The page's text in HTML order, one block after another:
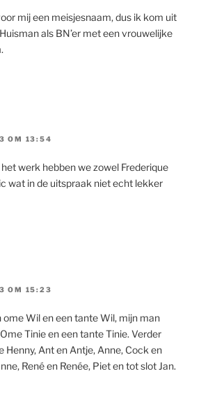
mij een meisjesnaam, dus ik kom uit
als BN’er met een vrouwelijke
OM 13:54
het werk hebben we zowel Frederique
wat in de uitspraak niet echt lekker
OM 15:23
ome Wil en een tante Wil, mijn man
Tinie en een tante Tinie. Verder
Henny, Ant en Antje, Anne, Cock en
René en Renée, Piet en tot slot Jan.